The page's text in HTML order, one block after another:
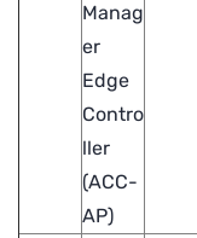
Manag
er
Edge
Contro
ller
(ACC-
AP)